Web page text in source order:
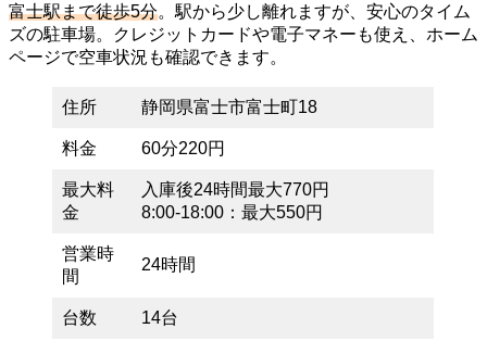
富士駅まで徒歩5分。駅から少し離れますが、安心のタイム
ズの駐車場。クレジットカードや電子マネーも使え、ホーム
ページで空車状況も確認できます。
住所 静岡県富士市富士町18
料金 60分220円
最大料
金
入庫後24時間最大770円
8:00-18:00：最大550円
営業時
間
24時間
台数 14台